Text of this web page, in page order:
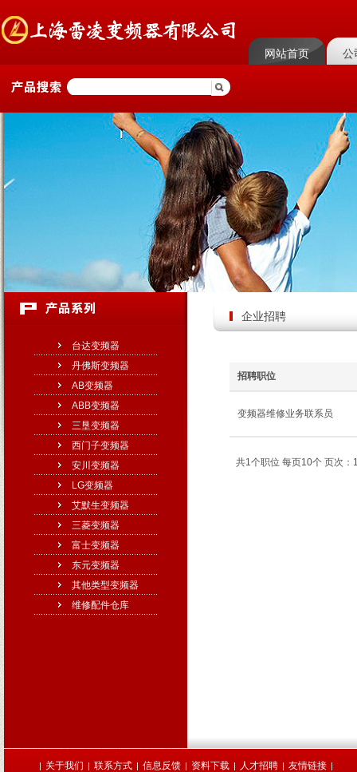
网站首页 公
台达变频器
丹佛斯变频器
AB变频器
ABB变频器
三垦变频器
西门子变频器
安川变频器
LG变频器
艾默生变频器
三菱变频器
富士变频器
东元变频器
其他类型变频器
维修配件仓库
企业招聘
招聘职位
变频器维修业务联系员
共1个职位 每页10个 页次：
| 关于我们 | 联系方式 | 信息反馈 | 资料下载 | 人才招聘 | 友情链接 |